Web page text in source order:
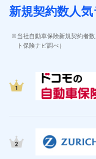
ジェイアイ傷害火災
ソニー損害保険株式
(https://
ＳＯＭＰＯダイレク
(https://www.sompo-
チューリッヒ保険会
(https://
新規契約数人
当社自動車保険新規契約者
ト保険ナビ調べ）